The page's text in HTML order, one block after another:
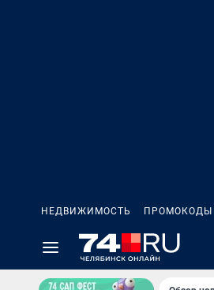
НЕДВИЖИМОСТЬ ПРОМОКОДЫ